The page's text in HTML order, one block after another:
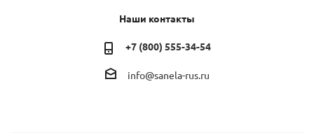
Наши контакты
+7 (800) 555-34-54
info@sanela-rus.ru